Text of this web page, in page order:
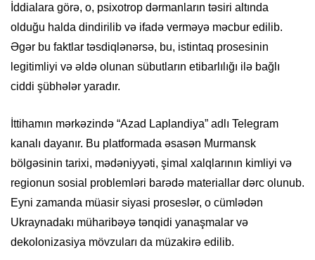
İddialara görə, o, psixotrop dərmanların təsiri altında
olduğu halda dindirilib və ifadə verməyə məcbur edilib.
Əgər bu faktlar təsdiqlənərsə, bu, istintaq prosesinin
legitimliyi və əldə olunan sübutların etibarlılığı ilə bağlı
ciddi şübhələr yaradır.
İttihamın mərkəzində “Azad Laplandiya” adlı Telegram
kanalı dayanır. Bu platformada əsasən Murmansk
bölgəsinin tarixi, mədəniyyəti, şimal xalqlarının kimliyi və
regionun sosial problemləri barədə materiallar dərc olunub.
Eyni zamanda müasir siyasi proseslər, o cümlədən
Ukraynadakı müharibəyə tənqidi yanaşmalar və
dekolonizasiya mövzuları da müzakirə edilib.